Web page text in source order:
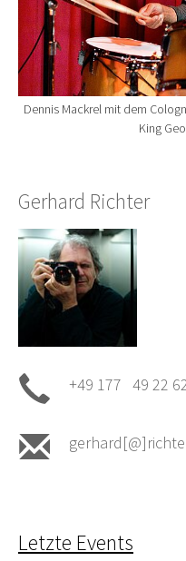
Dennis Mackrel mit dem
King
Gerhard Richter
+49 177 49 22
Letzte Events